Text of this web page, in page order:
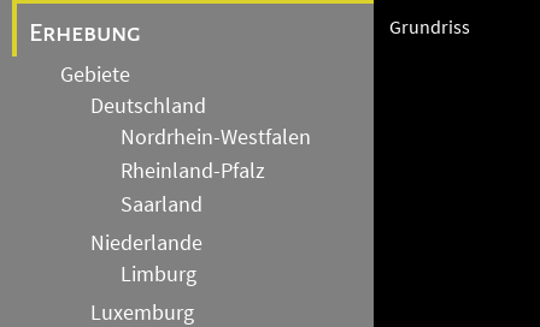
Erhebung
Gebiete
Deutschland
Nordrhein-Westfalen
Rheinland-Pfalz
Saarland
Niederlande
Limburg
Luxemburg
Grundriss